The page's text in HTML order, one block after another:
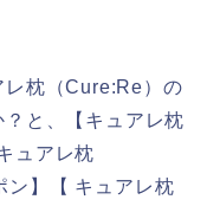
レ枕（Cure:Re）の
と、【キュアレ枕
ュアレ枕
ン】【 キュアレ枕